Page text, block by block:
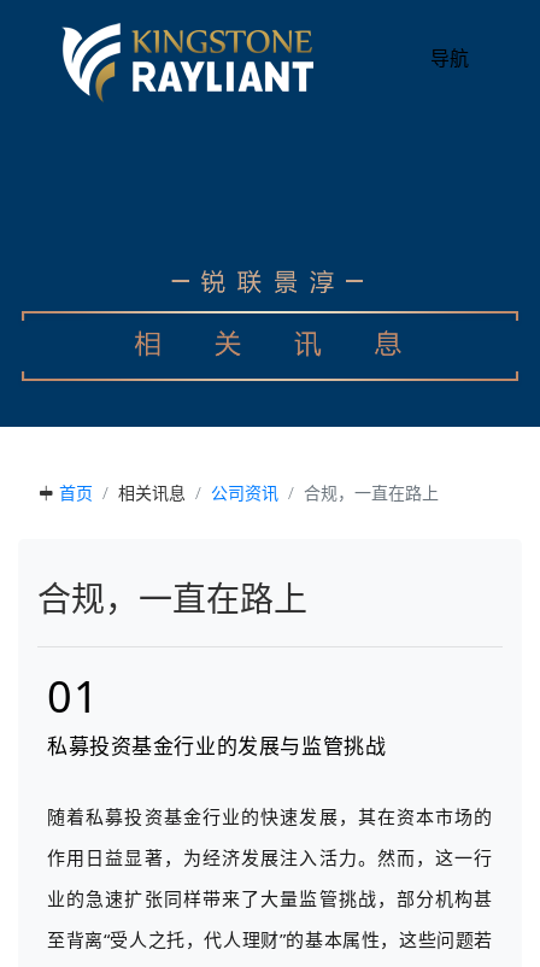
导航
首页 相关讯息 公司资讯 合规，一直在路上
合规，一直在路上
01
私募投资基金行业的发展与监管挑战
随着私募投资基金行业的快速发展，其在资本市场的
作用日益显著，为经济发展注入活力。然而，这一行
业的急速扩张同样带来了大量监管挑战，部分机构甚
至背离“受人之托，代人理财”的基本属性，这些问题若